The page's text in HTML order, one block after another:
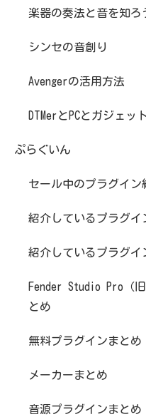
楽器の奏法と音を知ろ
シンセの音創り
Avengerの活用方法
DTMerとPCとガジェッ
ぷらぐいん
セール中のプラグイ
紹介しているプラグイ
紹介しているプラグイ
Fender Studio Pro（
とめ
無料プラグインまとめ
メーカーまとめ
音源プラグインまとめ